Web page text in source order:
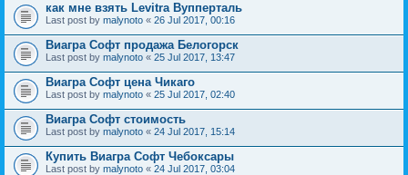
как мне взять Levitra Вупперталь
Last post by malynoto « 26 Jul 2017, 00:16
Виагра Софт продажа Белогорск
Last post by malynoto « 25 Jul 2017, 13:47
Виагра Софт цена Чикаго
Last post by malynoto « 25 Jul 2017, 02:40
Виагра Софт стоимость
Last post by malynoto « 24 Jul 2017, 15:14
Купить Виагра Софт Чебоксары
Last post by malynoto « 24 Jul 2017, 03:04